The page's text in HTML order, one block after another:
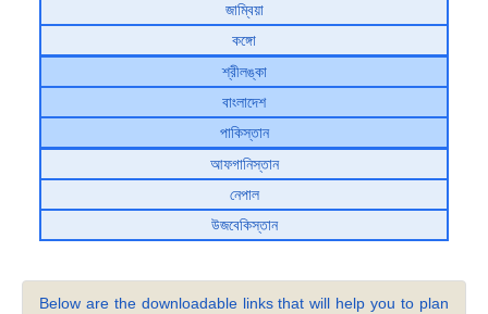
জাম্বিয়া
কঙ্গো
শ্রীলঙ্কা
বাংলাদেশ
পাকিস্তান
আফগানিস্তান
নেপাল
উজবেকিস্তান
Below are the downloadable links that will help you to plan